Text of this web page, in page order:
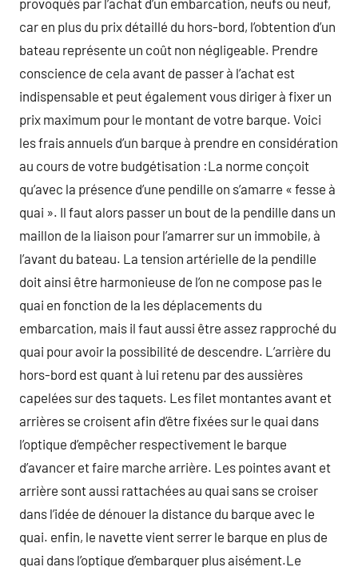
provoqués par l’achat d’un embarcation, neufs ou neuf,
car en plus du prix détaillé du hors-bord, l’obtention d’un
bateau représente un coût non négligeable. Prendre
conscience de cela avant de passer à l’achat est
indispensable et peut également vous diriger à fixer un
prix maximum pour le montant de votre barque. Voici
les frais annuels d’un barque à prendre en considération
au cours de votre budgétisation :La norme conçoit
qu’avec la présence d’une pendille on s’amarre « fesse à
quai ». Il faut alors passer un bout de la pendille dans un
maillon de la liaison pour l’amarrer sur un immobile, à
l’avant du bateau. La tension artérielle de la pendille
doit ainsi être harmonieuse de l’on ne compose pas le
quai en fonction de la les déplacements du
embarcation, mais il faut aussi être assez rapproché du
quai pour avoir la possibilité de descendre. L’arrière du
hors-bord est quant à lui retenu par des aussières
capelées sur des taquets. Les filet montantes avant et
arrières se croisent afin d’être fixées sur le quai dans
l’optique d’empêcher respectivement le barque
d’avancer et faire marche arrière. Les pointes avant et
arrière sont aussi rattachées au quai sans se croiser
dans l’idée de dénouer la distance du barque avec le
quai. enfin, le navette vient serrer le barque en plus de
quai dans l’optique d’embarquer plus aisément.Le